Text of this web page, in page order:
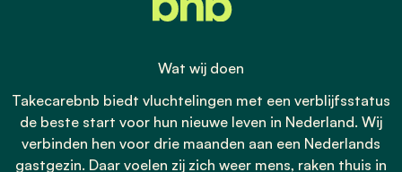
Wat wij doen
Takecarebnb biedt vluchtelingen met een verblijfsstatus
de beste start voor hun nieuwe leven in Nederland. Wij
verbinden hen voor drie maanden aan een Nederlands
gastgezin. Daar voelen zij zich weer mens, raken thuis in